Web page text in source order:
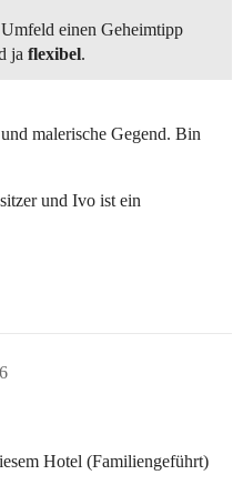
Umfeld einen Geheimtipp
ja flexibel.
malerische Gegend. Bin
und Ivo ist ein
Hotel (Familiengeführt)